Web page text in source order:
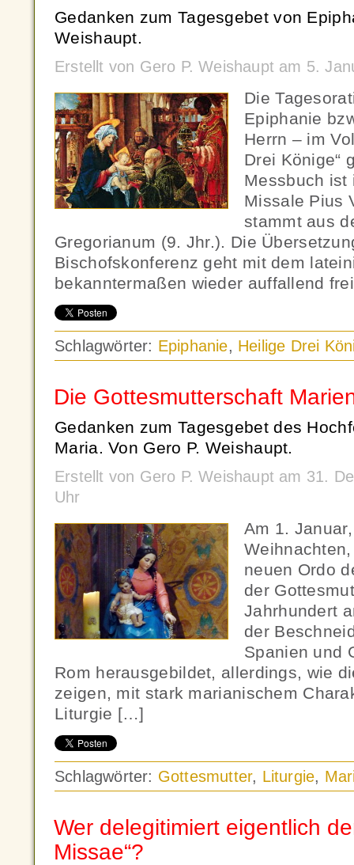
Gedanken zum Tagesgebet von
Weishaupt.
Erstellt von Gero P. Weishaupt am 5.
Die
Epiphanie
Herrn – im
Drei Könige“
Messbuch ist
Missale Pius
stammt aus
Gregorianum (9. Jhr.). Die
Bischofskonferenz geht mit dem
bekanntermaßen wieder auffallend
Schlagwörter: Epiphanie, Heilige Drei
Die Gottesmutterschaft
Gedanken zum Tagesgebet des
Maria. Von Gero P. Weishaupt.
Erstellt von Gero P. Weishaupt am 31.
Uhr
Am 1.
neuen Ordo
der
Jahrhundert
der
Spanien und
Rom herausgebildet, allerdings, wie
zeigen, mit stark marianischem
Liturgie […]
Schlagwörter: Gottesmutter, Liturgie,
Wer delegitimiert eigentlich
Missae“?